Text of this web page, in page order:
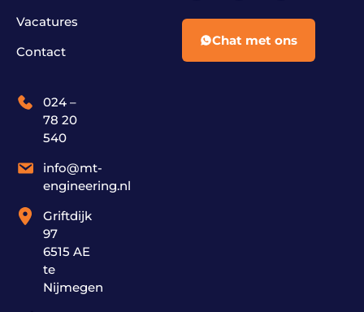
Chat met ons
Vacatures
Contact
024 –
78 20
540
info@mt-
engineering.nl
Griftdijk
97
6515 AE
te
Nijmegen